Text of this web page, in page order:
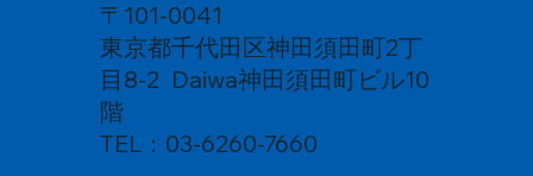
〒101-0041
東京都千代田区神田須田町2丁
目8-2 Daiwa神田須田町ビル10
階
TEL：03-6260-7660